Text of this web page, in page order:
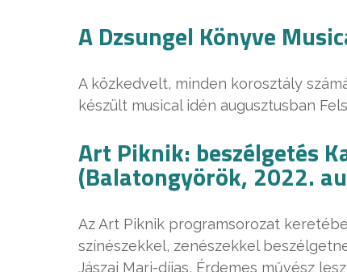
A Dzsungel Könyve
A közkedvelt, minden korosztály
készült musical idén augusztusban
Art Piknik: beszélgetés
(Balatongyörök, 2022.
Az Art Piknik programsorozat
színészekkel, zenészekkel
Jászai Mari-díjas, Érdemes művész